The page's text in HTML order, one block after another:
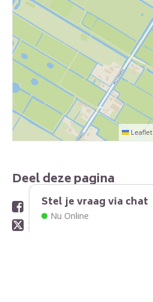
Leaflet
Deel deze pagina
Facebook
X
Stel je vraag via chat
Nu Online